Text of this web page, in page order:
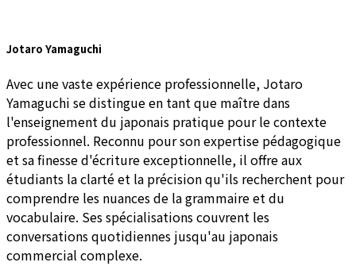
Jotaro Yamaguchi
Avec une vaste expérience professionnelle, Jotaro
Yamaguchi se distingue en tant que maître dans
l'enseignement du japonais pratique pour le contexte
professionnel. Reconnu pour son expertise pédagogique
et sa finesse d'écriture exceptionnelle, il offre aux
étudiants la clarté et la précision qu'ils recherchent pour
comprendre les nuances de la grammaire et du
vocabulaire. Ses spécialisations couvrent les
conversations quotidiennes jusqu'au japonais
commercial complexe.